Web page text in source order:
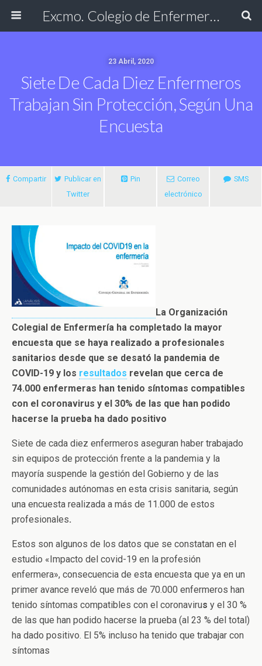
Excmo. Colegio de Enfermería de Cádiz
23 Abril, 2020
Siete De Cada Diez Enfermeros
Trabajan Sin Protección, Según Una
Encuesta
Compartir
Publicar en
Twitter
Pin
Correo
electrónico
SMS
La Organización
Colegial de Enfermería ha completado la mayor
encuesta que se haya realizado a profesionales
sanitarios desde que se desató la pandemia de
COVID-19 y los resultados revelan que cerca de
74.000 enfermeras han tenido síntomas compatibles
con el coronavirus y el 30% de las que han podido
hacerse la prueba ha dado positivo
Siete de cada diez enfermeros aseguran haber trabajado
sin equipos de protección frente a la pandemia y la
mayoría suspende la gestión del Gobierno y de las
comunidades autónomas en esta crisis sanitaria, según
una encuesta realizada a más de 11.000 de estos
profesionales.
Estos son algunos de los datos que se constatan en el
estudio «Impacto del covid-19 en la profesión
enfermera», consecuencia de esta encuesta que ya en un
primer avance reveló que más de 70.000 enfermeros han
tenido síntomas compatibles con el coronavirus y el 30 %
de las que han podido hacerse la prueba (al 23 % del total)
ha dado positivo. El 5% incluso ha tenido que trabajar con
síntomas